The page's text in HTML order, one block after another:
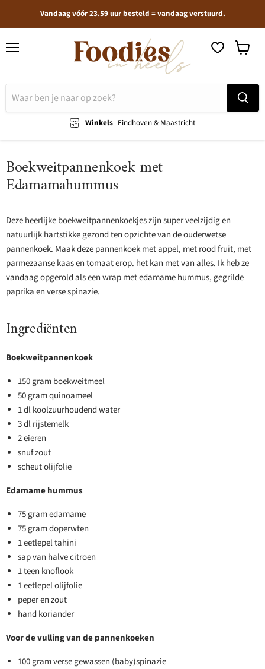
Vandaag vóór 23.59 uur besteld = vandaag verstuurd.
Winkels Eindhoven & Maastricht
Boekweitpannenkoek met
Edamamahummus
Deze heerlijke boekweitpannenkoekjes zijn super veelzijdig en
natuurlijk hartstikke gezond ten opzichte van de ouderwetse
pannenkoek. Maak deze pannenkoek met appel, met rood fruit, met
parmezaanse kaas en tomaat erop. het kan met van alles. Ik heb ze
vandaag opgerold als een wrap met edamame hummus, gegrilde
paprika en verse spinazie.
Ingrediënten
Boekweitpannenkoek
150 gram boekweitmeel
50 gram quinoameel
1 dl koolzuurhoudend water
3 dl rijstemelk
2 eieren
snuf zout
scheut olijfolie
Edamame hummus
75 gram edamame
75 gram doperwten
1 eetlepel tahini
sap van halve citroen
1 teen knoflook
1 eetlepel olijfolie
peper en zout
hand koriander
Voor de vulling van de pannenkoeken
100 gram verse gewassen (baby)spinazie